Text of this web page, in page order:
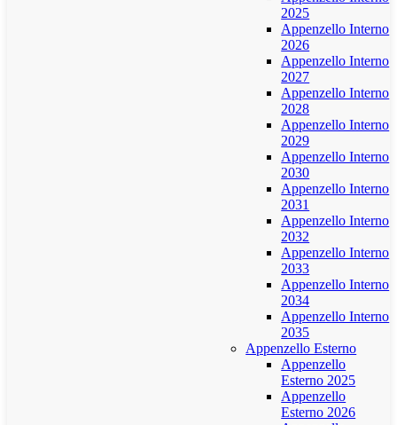
2025
Appenzello Interno
2026
Appenzello Interno
2027
Appenzello Interno
2028
Appenzello Interno
2029
Appenzello Interno
2030
Appenzello Interno
2031
Appenzello Interno
2032
Appenzello Interno
2033
Appenzello Interno
2034
Appenzello Interno
2035
Appenzello Esterno
Appenzello
Esterno 2025
Appenzello
Esterno 2026